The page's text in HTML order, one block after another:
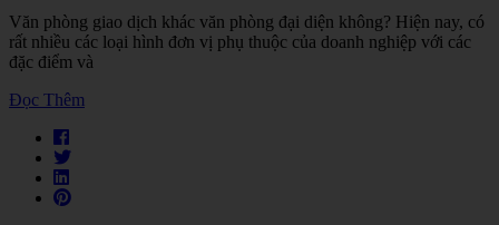
Văn phòng giao dịch khác văn phòng đại diện không? Hiện nay, có
rất nhiều các loại hình đơn vị phụ thuộc của doanh nghiệp với các
đặc điểm và
Đọc Thêm